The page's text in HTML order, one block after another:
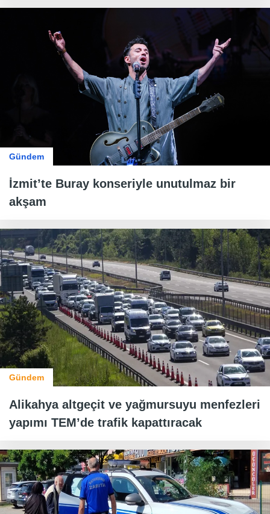
Gündem
İzmit’te Buray konseriyle unutulmaz bir
akşam
Gündem
Alikahya altgeçit ve yağmursuyu menfezleri
yapımı TEM’de trafik kapattıracak